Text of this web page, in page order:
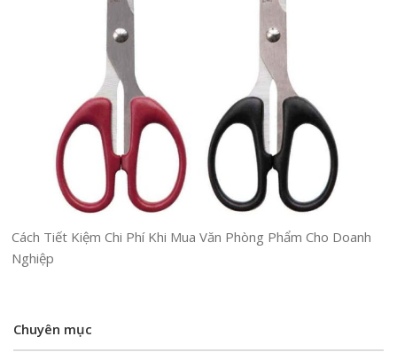
Cách Tiết Kiệm Chi Phí Khi Mua Văn Phòng Phẩm Cho Doanh
Nghiệp
Chuyên mục